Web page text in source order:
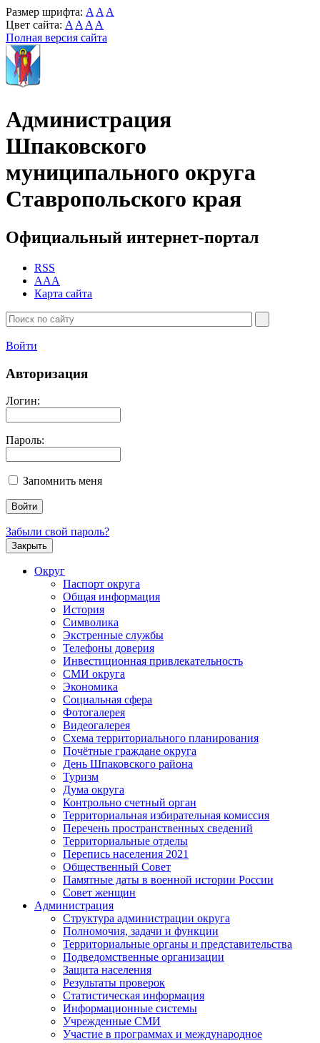
Размер шрифта: A A A
Цвет сайта: A A A A
Полная версия сайта
Администрация
Шпаковского
муниципального округа
Ставропольского края
Официальный интернет-портал
RSS
AAA
Карта сайта
Войти
Авторизация
Логин:
Пароль:
Запомнить меня
Забыли свой пароль?
Закрыть
Округ
Паспорт округа
Общая информация
История
Символика
Экстренные службы
Телефоны доверия
Инвестиционная привлекательность
СМИ округа
Экономика
Социальная сфера
Фотогалерея
Видеогалерея
Схема территориального планирования
Почётные граждане округа
День Шпаковского района
Туризм
Дума округа
Контрольно счетный орган
Территориальная избирательная комиссия
Перечень пространственных сведений
Территориальные отделы
Перепись населения 2021
Общественный Совет
Памятные даты в военной истории России
Совет женщин
Администрация
Структура администрации округа
Полномочия, задачи и функции
Территориальные органы и представительства
Подведомственные организации
Защита населения
Результаты проверок
Статистическая информация
Информационные системы
Учрежденные СМИ
Участие в программах и международное